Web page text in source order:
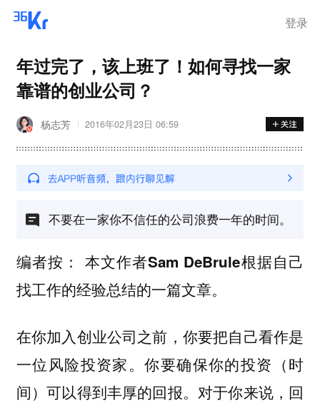
登录
年过完了，该上班了！如何寻找一家
靠谱的创业公司？
杨志芳 2016年02月23日 06:59
不要在一家你不信任的公司浪费一年的时间。
编者按： 本文作者Sam DeBrule根据自己
找工作的经验总结的一篇文章。
在你加入创业公司之前，你要把自己看作是
一位风险投资家。你要确保你的投资（时
间）可以得到丰厚的回报。对于你来说，回